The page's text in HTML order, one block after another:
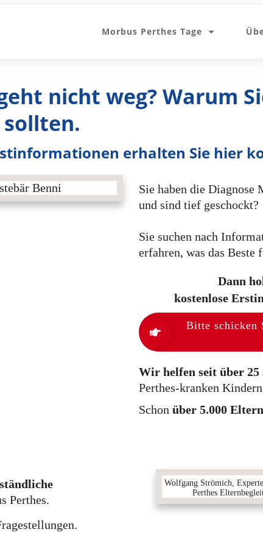
Morbus Perthes Tage
nicht weg? Warum
erhalten Sie hier
Sie haben die Diagnose
und sind tief geschockt?
Sie suchen nach
erfahren, was das
Dann
kostenlose
Bitte schicken
Wir helfen seit über
Perthes-kranken
Schon über 5.000
Perthes.
Wolfgang Strömich,
Perthes